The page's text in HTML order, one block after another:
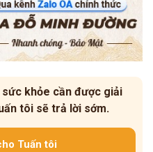
sức khỏe cần được giải
tôi sẽ trả lời sớm.
Tuấn tôi